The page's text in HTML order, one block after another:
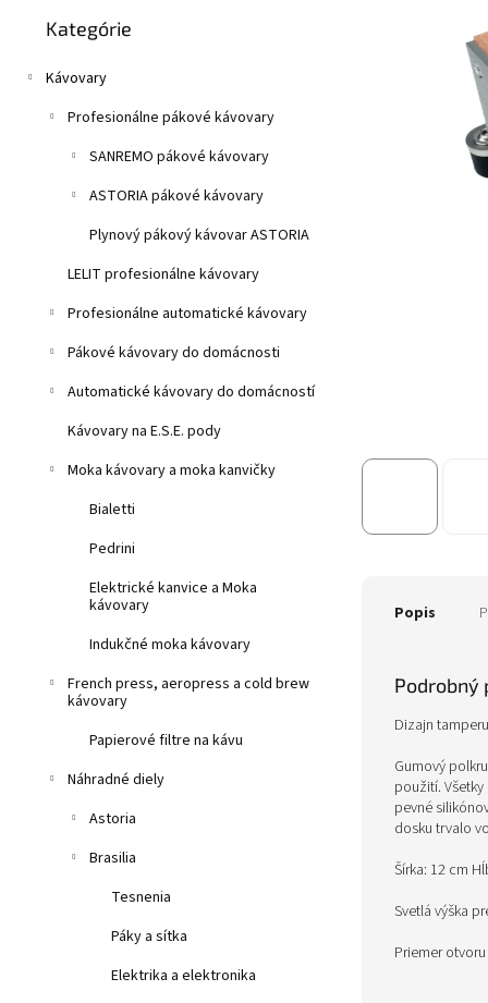
n
e
kategórie
Kategórie
Kávovary
Profesionálne pákové kávovary
SANREMO pákové kávovary
ASTORIA pákové kávovary
Plynový pákový kávovar ASTORIA
LELIT profesionálne kávovary
Profesionálne automatické kávovary
Pákové kávovary do domácnosti
Automatické kávovary do domácností
Kávovary na E.S.E. pody
Moka kávovary a moka kanvičky
Bialetti
Pedrini
Elektrické kanvice a Moka
kávovary
Indukčné moka kávovary
French press, aeropress a cold brew
kávovary
Papierové filtre na kávu
Náhradné diely
Astoria
Brasilia
Tesnenia
Páky a sítka
Elektrika a elektronika
Popis
Podrobný
Dizajn
Gumový
použití.
pevné
dosku trvalo
Šírka: 12 cm
Svetlá výška
Priemer